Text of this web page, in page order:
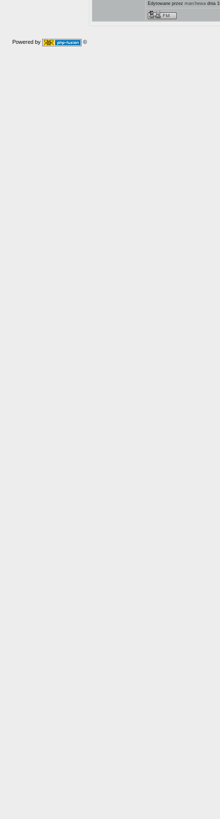
Edytowane przez marchewa dnia
Powered by ©